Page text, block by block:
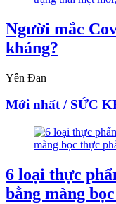
Người mắc
kháng?
Yên Đan
Mới nhất / SỨC
6 loại thực
bằng màng